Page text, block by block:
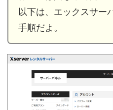
以下は、エックスサー
手順だよ。